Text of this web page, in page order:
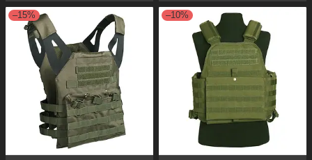
–15% –10%